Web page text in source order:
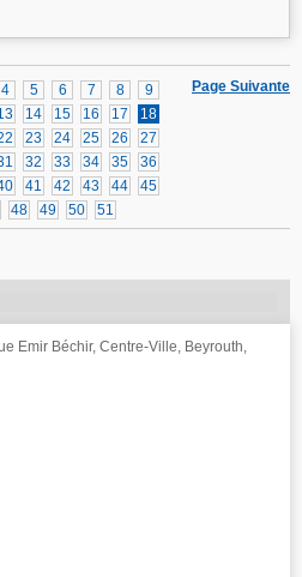
Page Suivante
4 5 6 7 8
9
14 15 16 17
18
23 24 25 26
27
32 33 34 35
36
41 42 43 44
45
48 49 50 51
Emir Béchir, Centre-Ville, Beyrouth,